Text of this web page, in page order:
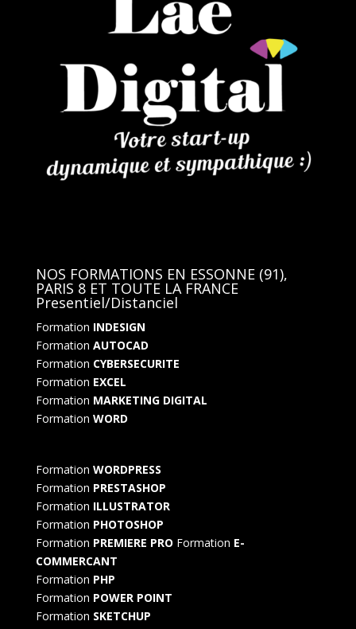
NOS FORMATIONS EN ESSONNE (91),
PARIS 8 ET TOUTE LA FRANCE
Presentiel/Distanciel
Formation INDESIGN
Formation AUTOCAD
Formation CYBERSECURITE
Formation EXCEL
Formation MARKETING DIGITAL
Formation WORD
Formation WORDPRESS
Formation PRESTASHOP
Formation ILLUSTRATOR
Formation PHOTOSHOP
Formation PREMIERE PRO Formation E-
COMMERCANT
Formation PHP
Formation POWER POINT
Formation SKETCHUP